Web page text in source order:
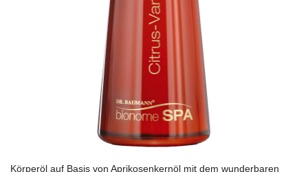
Körperöl auf Basis von Aprikosenkernöl mit dem wunderbaren